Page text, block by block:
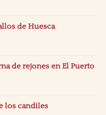
de Huesca
de rejones en El Puerto
los candiles